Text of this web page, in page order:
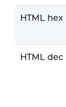
HTML hex
HTML dec